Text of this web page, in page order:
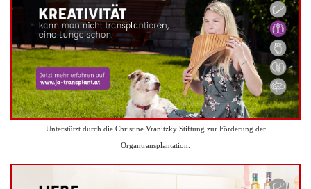
Unterstützt durch die Christine Vranitzky Stiftung zur Förderung der
Organtransplantation.